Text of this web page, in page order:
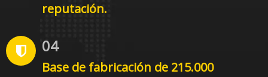
reputación.
04
Base de fabricación de 215.000